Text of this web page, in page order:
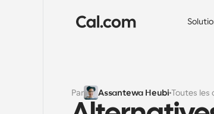
Par Assantewa Heubi Toutes les